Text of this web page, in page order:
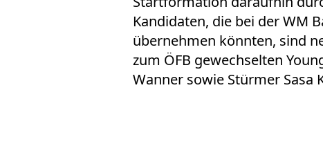
Kandidaten, die bei der WM
übernehmen könnten, sind
zum ÖFB gewechselten
Wanner sowie Stürmer Sasa